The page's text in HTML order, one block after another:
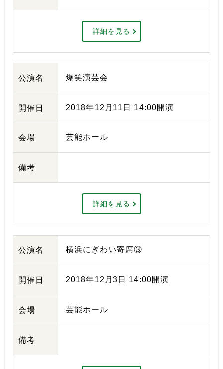
詳細を見る
公演名 爆笑演芸会
開催日 2018年12月11日 14:00開演
会場 芸能ホール
備考
詳細を見る
公演名 横浜にぎわい寄席③
開催日 2018年12月3日 14:00開演
会場 芸能ホール
備考